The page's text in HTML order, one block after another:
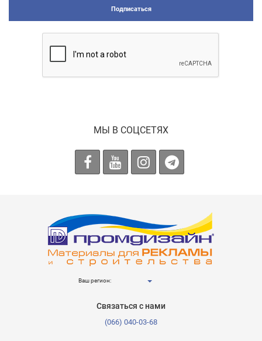
Подписаться
МЫ В СОЦСЕТЯХ
Ваш регион:
Связаться с нами
(066) 040-03-68